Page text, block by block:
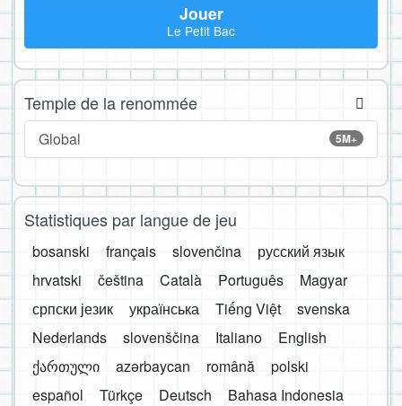
Jouer
Le Petit Bac
Temple de la renommée
5M+
Global
Statistiques par langue de jeu
bosanski français slovenčina
русский язык
hrvatski
čeština Català Português
Magyar
српски језик
українська Tiếng Việt
svenska
Nederlands
slovenščina Italiano
English
ქართული
azərbaycan română
polski
español
Türkçe Deutsch
Bahasa Indonesia